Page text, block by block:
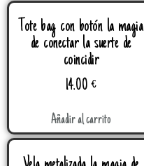
Tote bag con botón la magia
de conectar la suerte de
coincidir
14.00 €
Añadir al carrito